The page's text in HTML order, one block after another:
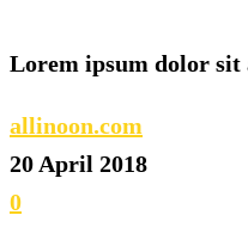
Lorem ipsum dolor sit
allinoon.com
20 April 2018
0